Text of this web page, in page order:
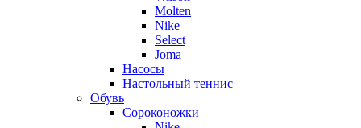
Molten
Nike
Select
Joma
Насосы
Настольный теннис
Обувь
Сороконожки